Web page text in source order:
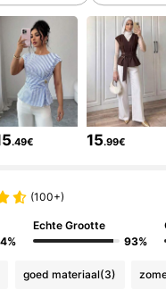
3M Volgers
3M Volgers
3M Volgers
.49€ 15.99€
(100+)
4%
Echte Grootte
93%
goed materiaal(3)